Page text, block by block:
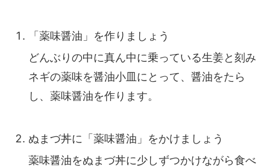
「薬味醤油」を作りましょう
どんぶりの中に真ん中に乗っている生姜と刻み
ネギの薬味を醤油小皿にとって、醤油をたら
し、薬味醤油を作ります。
ぬまづ丼に「薬味醤油」をかけましょう
薬味醤油をぬまづ丼に少しずつかけながら食べ